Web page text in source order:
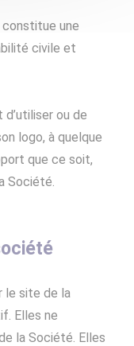
une
civile et
ou de
logo, à quelque
que ce soit,
Société.
le site de la
Elles ne
la Société. Elles